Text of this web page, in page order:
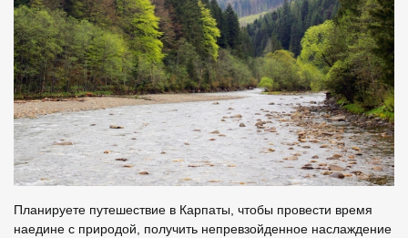
Планируете путешествие в Карпаты, чтобы провести время
наедине с природой, получить непревзойденное наслаждение